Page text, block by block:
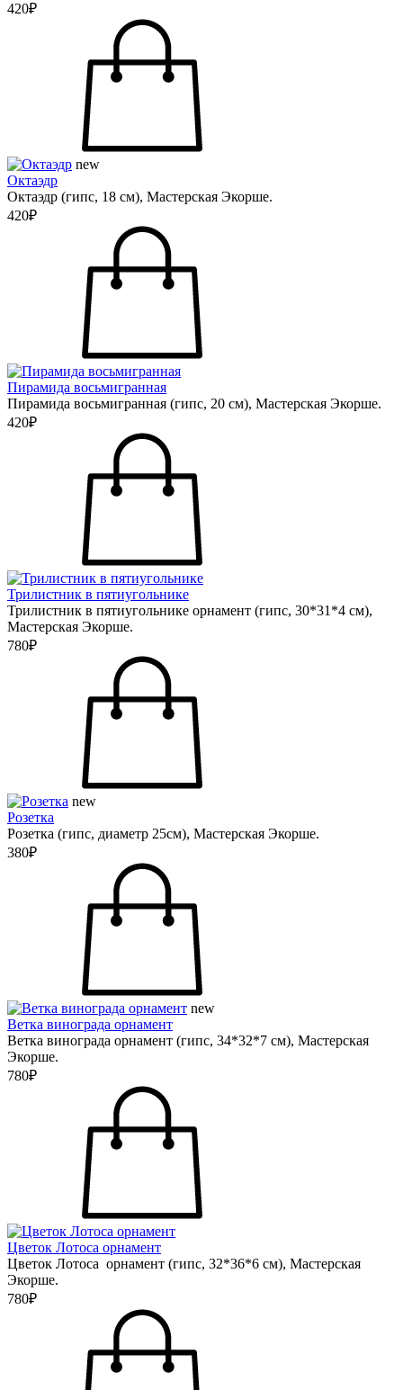
420₽
new
Октаэдр
Октаэдр (гипс, 18 см), Мастерская Экорше.
420₽
Пирамида восьмигранная
Пирамида восьмигранная (гипс, 20 см), Мастерская Экорше.
420₽
Трилистник в пятиугольнике
Трилистник в пятиугольнике орнамент (гипс, 30*31*4 см),
Мастерская Экорше.
780₽
new
Розетка
Розетка (гипс, диаметр 25см), Мастерская Экорше.
380₽
new
Ветка винограда орнамент
Ветка винограда орнамент (гипс, 34*32*7 см), Мастерская
Экорше.
780₽
Цветок Лотоса орнамент
Цветок Лотоса орнамент (гипс, 32*36*6 см), Мастерская
Экорше.
780₽